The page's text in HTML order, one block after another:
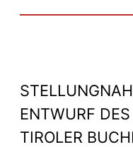
ENTWURF
TIROLER